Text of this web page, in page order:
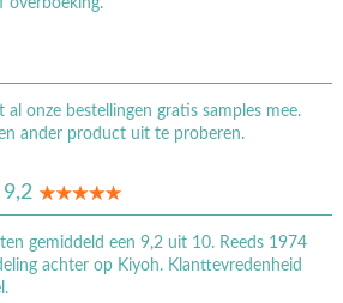
overboeking.
onze bestellingen gratis samples mee.
ander product uit te proberen.
gemiddeld een 9,2 uit 10. Reeds 1974
achter op Kiyoh. Klanttevredenheid